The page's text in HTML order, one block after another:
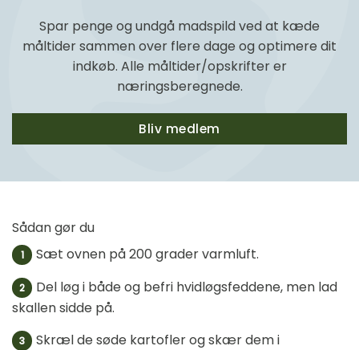
Spar penge og undgå madspild ved at kæde
måltider sammen over flere dage og optimere dit
indkøb. Alle måltider/opskrifter er
næringsberegnede.
Bliv medlem
Sådan gør du
1 Sæt ovnen på 200 grader varmluft.
2
Del løg i både og befri hvidløgsfeddene, men lad
skallen sidde på.
3
Skræl de søde kartofler og skær dem i